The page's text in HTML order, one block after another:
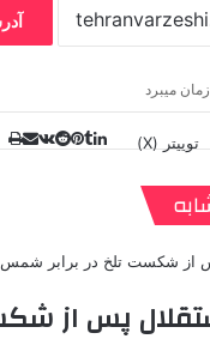
توییتر (X)
یلر
t
k
ا
ه
پس از